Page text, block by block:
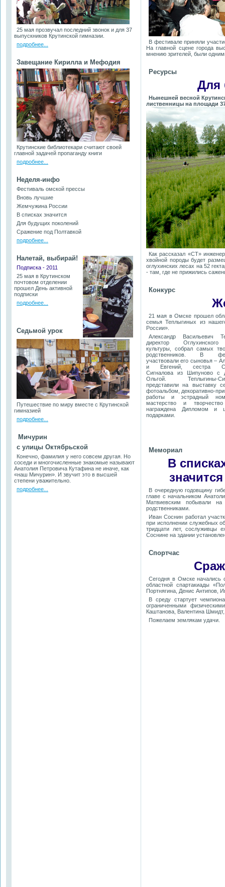
25 мая прозвучал последний звонок и для 37
выпускников Крутинской гимназии.
подробнее...
Завещание Кирилла и Мефодия
Крутинские библиотекари считают своей
главной задачей пропаганду книги
подробнее...
Неделя-инфо
Фестиваль омской прессы
Вновь лучшие
Жемчужина России
В списках значится
Для будущих поколений
Сражение под Полтавкой
подробнее...
Налетай, выбирай!
Подписка - 2011
25 мая в Крутинском
почтовом отделении
прошел День активной
подписки
подробнее...
Седьмой урок
Путешествие по миру вместе с Крутинской
гимназией
подробнее...
Мичурин
с улицы Октябрьской
Конечно, фамилия у него совсем другая. Но
соседи и многочисленные знакомые называют
Анатолия Петровича Кутафина не иначе, как
«наш Мичурин». И звучит это в высшей
степени уважительно.
подробнее...
В фестивале приняли
На главной сцене города
мнению зрителей, были
Ресурсы
Для
Нынешней весной
лиственницы на площади
Как рассказал «СТ»
хвойной породы будет
оглухинских лесах на 52
- там, где не прижились
Конкурс
21 мая в Омске прошел
семья Теплыгиных из
России».
Александр Васильевич
директор
культуры, собрал самых
родственников. В
участвовали его сыновья –
и Евгений, сестра
Сигналова из Шипуново с
Ольгой. Теплыгины-
представили на выставку
фотоальбом, декоративно-
работы и эстрадный
мастерство и
награждена Дипломом и
подарками.
Мемориал
В
значится
В очередную годовщину
главе с начальником
Матвиевским побывали
родственниками.
Иван Соснин работал
при исполнении служебных
тридцати лет, сослуживцы
Соснине на здании
Спортчас
Сегодня в Омске начались
областной спартакиады
Портнягина, Денис Антипов,
В среду стартует
ограниченными
Каштанова, Валентина
Пожелаем землякам удачи.